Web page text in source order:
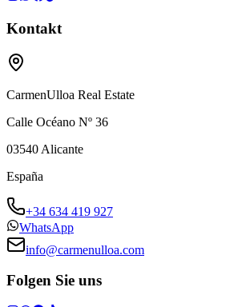
Kontakt
CarmenUlloa Real Estate
Calle Océano Nº 36
03540 Alicante
España
+34 634 419 927
WhatsApp
info@carmenulloa.com
Folgen Sie uns